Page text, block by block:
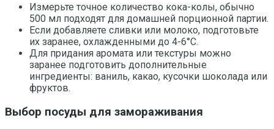
Измерьте точное количество кока-колы, обычно
500 мл подходят для домашней порционной партии.
Если добавляете сливки или молоко, подготовьте
их заранее, охлажденными до 4-6°C.
Для придания аромата или текстуры можно
заранее подготовить дополнительные
ингредиенты: ваниль, какао, кусочки шоколада или
фруктов.
Выбор посуды для замораживания